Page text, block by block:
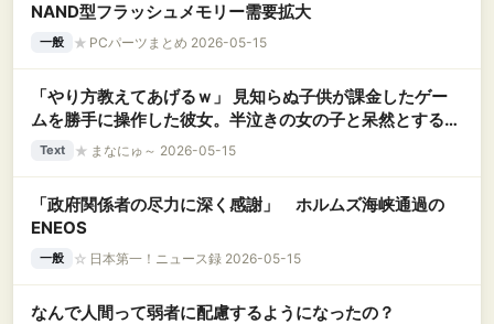
NAND型フラッシュメモリー需要拡大
一般 ★ PCパーツまとめ 2026-05-15
「やり方教えてあげるｗ」 見知らぬ子供が課金したゲー
ムを勝手に操作した彼女。半泣きの女の子と呆然とする男
の子を前に「次はとれるといいねｗ」→300円を渡して謝
Text ★ まなにゅ～ 2026-05-15
「政府関係者の尽力に深く感謝」 ホルムズ海峡通過の
ENEOS
一般 ☆ 日本第一！ニュース録 2026-05-15
なんで人間って弱者に配慮するようになったの？